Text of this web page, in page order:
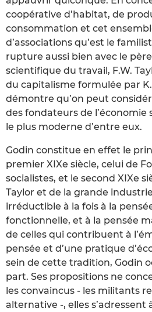
coopérative d’habitat, de
consommation et cet
d’associations qu’est le
rupture aussi bien avec le
scientifique du travail, F.W.
du capitalisme formulée par
démontre qu’on peut
des fondateurs de l’économie
le plus moderne d’entre eux.
Godin constitue en effet le
premier XIXe siècle, celui de
socialistes, et le second XIXe
Taylor et de la grande
irréductible à la fois à la
fonctionnelle, et à la pensée
de celles qui contribuent à
pensée et d’une pratique
sein de cette tradition, Godin
part. Ses propositions ne
les convaincus - les militants
alternative -, elles s’adressent